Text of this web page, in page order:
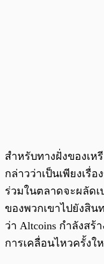
สำหรับทางฝั่งของเหรี
กล่าวว่าเป็นเพียงเรื่
ร่วมในตลาดจะผลัดเ
ของพวกเขาไปยังสิ
ว่า Altcoins กำลังส
การเคลื่อนไหวครั้ง